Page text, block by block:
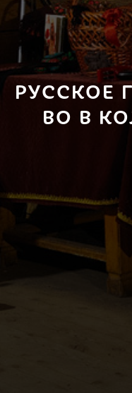
РУССКОЕ
ВО В